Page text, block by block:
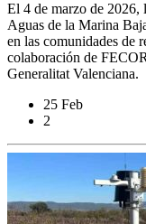
El 4 de marzo de
Aguas de la Marina
en las comunidades de
colaboración de
Generalitat Valenciana.
25 Feb
2